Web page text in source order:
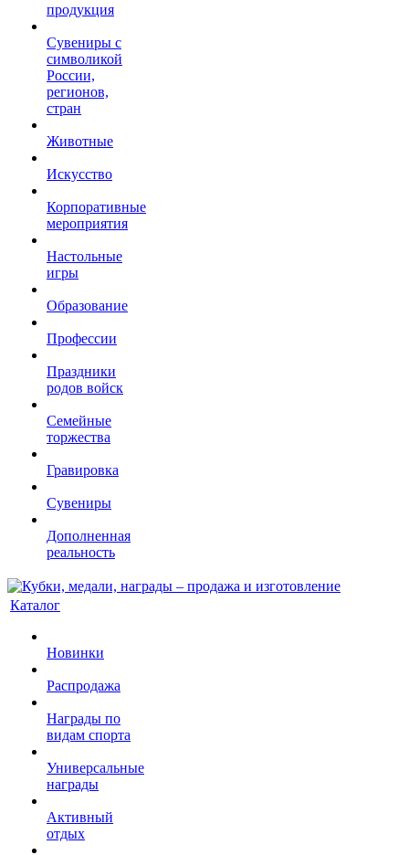
продукция
Сувениры с
символикой
России,
регионов,
стран
Животные
Искусство
Корпоративные
мероприятия
Настольные
игры
Образование
Профессии
Праздники
родов войск
Семейные
торжества
Гравировка
Сувениры
Дополненная
реальность
Каталог
Новинки
Распродажа
Награды по
видам спорта
Универсальные
награды
Активный
отдых